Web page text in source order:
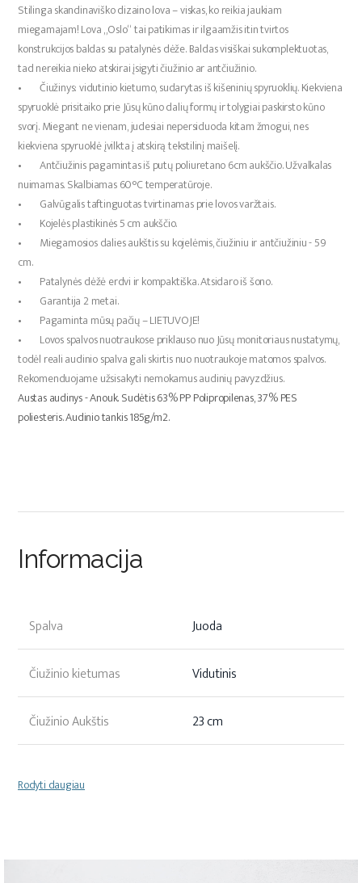
Stilinga skandinaviško dizaino lova – viskas, ko reikia jaukiam
miegamajam! Lova „Oslo“ tai patikimas ir ilgaamžis itin tvirtos
konstrukcijos baldas su patalynės dėže. Baldas visiškai sukomplektuotas,
tad nereikia nieko atskirai įsigyti čiužinio ar antčiužinio.
• Čiužinys: vidutinio kietumo, sudarytas iš kišeninių spyruoklių. Kiekviena
spyruoklė prisitaiko prie Jūsų kūno dalių formų ir tolygiai paskirsto kūno
svorį. Miegant ne vienam, judesiai nepersiduoda kitam žmogui, nes
kiekviena spyruoklė įvilkta į atskirą tekstilinį maišelį.
• Antčiužinis pagamintas iš putų poliuretano 6cm aukščio. Užvalkalas
nuimamas. Skalbiamas 60°C temperatūroje.
• Galvūgalis taftinguotas tvirtinamas prie lovos varžtais.
• Kojelės plastikinės 5 cm aukščio.
• Miegamosios dalies aukštis su kojelėmis, čiužiniu ir antčiužiniu - 59
cm.
• Patalynės dėžė erdvi ir kompaktiška. Atsidaro iš šono.
• Garantija 2 metai.
• Pagaminta mūsų pačių – LIETUVOJE!
• Lovos spalvos nuotraukose priklauso nuo Jūsų monitoriaus nustatymų,
todėl reali audinio spalva gali skirtis nuo nuotraukoje matomos spalvos.
Rekomenduojame užsisakyti nemokamus audinių pavyzdžius.
Austas audinys - Anouk. Sudėtis 63% PP Polipropilenas, 37% PES
poliesteris. Audinio tankis 185g/m2.
Informacija
Spalva Juoda
Čiužinio kietumas Vidutinis
Čiužinio Aukštis 23 cm
Rodyti daugiau